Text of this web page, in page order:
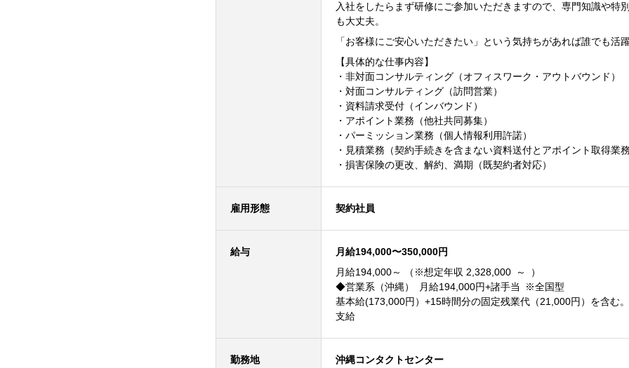
入社をしたらまず研修にご参加いただきますので、専門知識や特
も大丈夫。
「お客様にご安心いただきたい」という気持ちがあれば誰でも活
【具体的な仕事内容】
・非対面コンサルティング（オフィスワーク・アウトバウンド）
・対面コンサルティング（訪問営業）
・資料請求受付（インバウンド）
・アポイント業務（他社共同募集）
・パーミッション業務（個人情報利用許諾）
・見積業務（契約手続きを含まない資料送付とアポイント取得業務
・損害保険の更改、解約、満期（既契約者対応）
雇用形態 契約社員
給与
月給194,000〜350,000円
月給194,000～ （※想定年収 2,328,000 ～ ）
◆営業系（沖縄） 月給194,000円+諸手当 ※全国型
基本給(173,000円）+15時間分の固定残業代（21,000円）を含む
支給
勤務地 沖縄コンタクトセンター